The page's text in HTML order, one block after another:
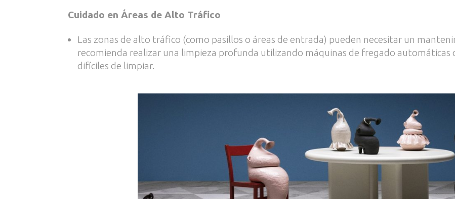
Cuidado en Áreas de Alto Tráfico
Las zonas de alto tráfico (como pasillos o áreas de entrada) pueden necesitar un
recomienda realizar una limpieza profunda utilizando máquinas de fregado automáticas
difíciles de limpiar.